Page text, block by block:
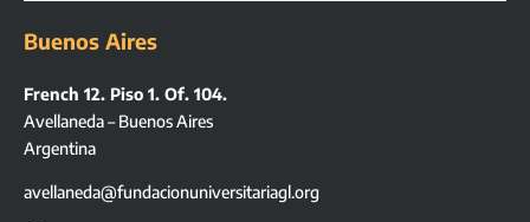
Buenos Aires
French 12. Piso 1. Of. 104.
Avellaneda – Buenos Aires
Argentina
avellaneda@fundacionuniversitariagl.org